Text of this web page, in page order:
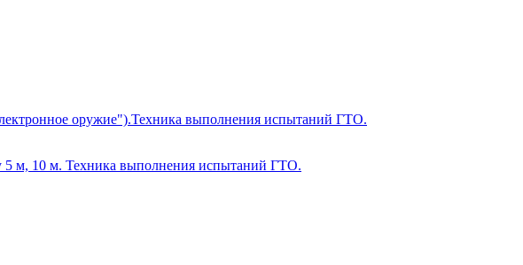
оружие").Техника выполнения испытаний ГТО.
5 м, 10 м. Техника выполнения испытаний ГТО.